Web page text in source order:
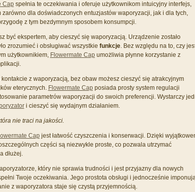
Capspełnia te oczekiwania i oferuje użytkownikom intuicyjny interfejs,
zarówno dla doświadczonych entuzjastów waporyzacji, jak i dla tych,
z tym bezdymnym sposobem konsumpcji.
być ekspertem, aby cieszyć się waporyzacją. Urządzenie zostało
zrozumieć i obsługiwać wszystkie funkcje. Bez względu na to, czy
użytkownikiem, Flowermate Capumożliwia płynne korzystanie z
z waporyzacją, bez obaw możesz cieszyć się atrakcyjnym
eterycznych. Flowermate Capposiada prosty system regulacji
parametrów waporyzacji do swoich preferencji. Wystarczy
i cieszyć się wydajnym działaniem.
nie traci na jakości.
Capjest łatwość czyszczenia i konserwacji. Dzięki
części są niezwykle proste, co pozwala utrzymać
dłużej.
który nie sprawia trudności i jest przyjazny dla nowych
Twoje oczekiwania. Jego prostota obsługi i jednocześnie
z waporyzatora staje się czystą przyjemnością.